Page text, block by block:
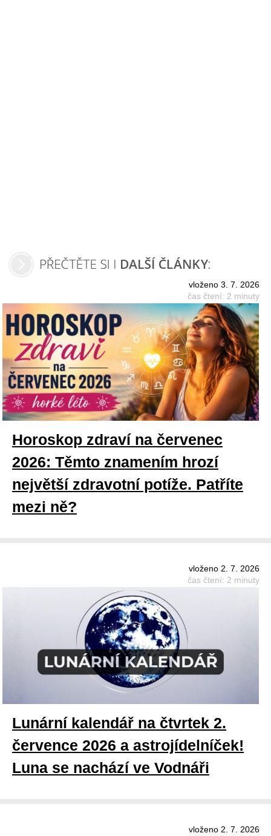
vloženo 3. 7. 2026
čas čtení: 2 minuty
Horoskop zdraví na červenec
2026: Těmto znamením hrozí
největší zdravotní potíže. Patříte
mezi ně?
vloženo 2. 7. 2026
čas čtení: 2 minuty
Lunární kalendář na čtvrtek 2.
července 2026 a astrojídelníček!
Luna se nachází ve Vodnáři
vloženo 2. 7. 2026